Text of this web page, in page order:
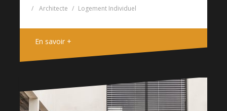
Architecte Logement Individuel
En savoir +